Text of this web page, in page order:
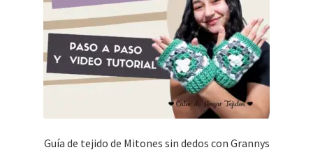
Guía de tejido de Mitones sin dedos con Grannys